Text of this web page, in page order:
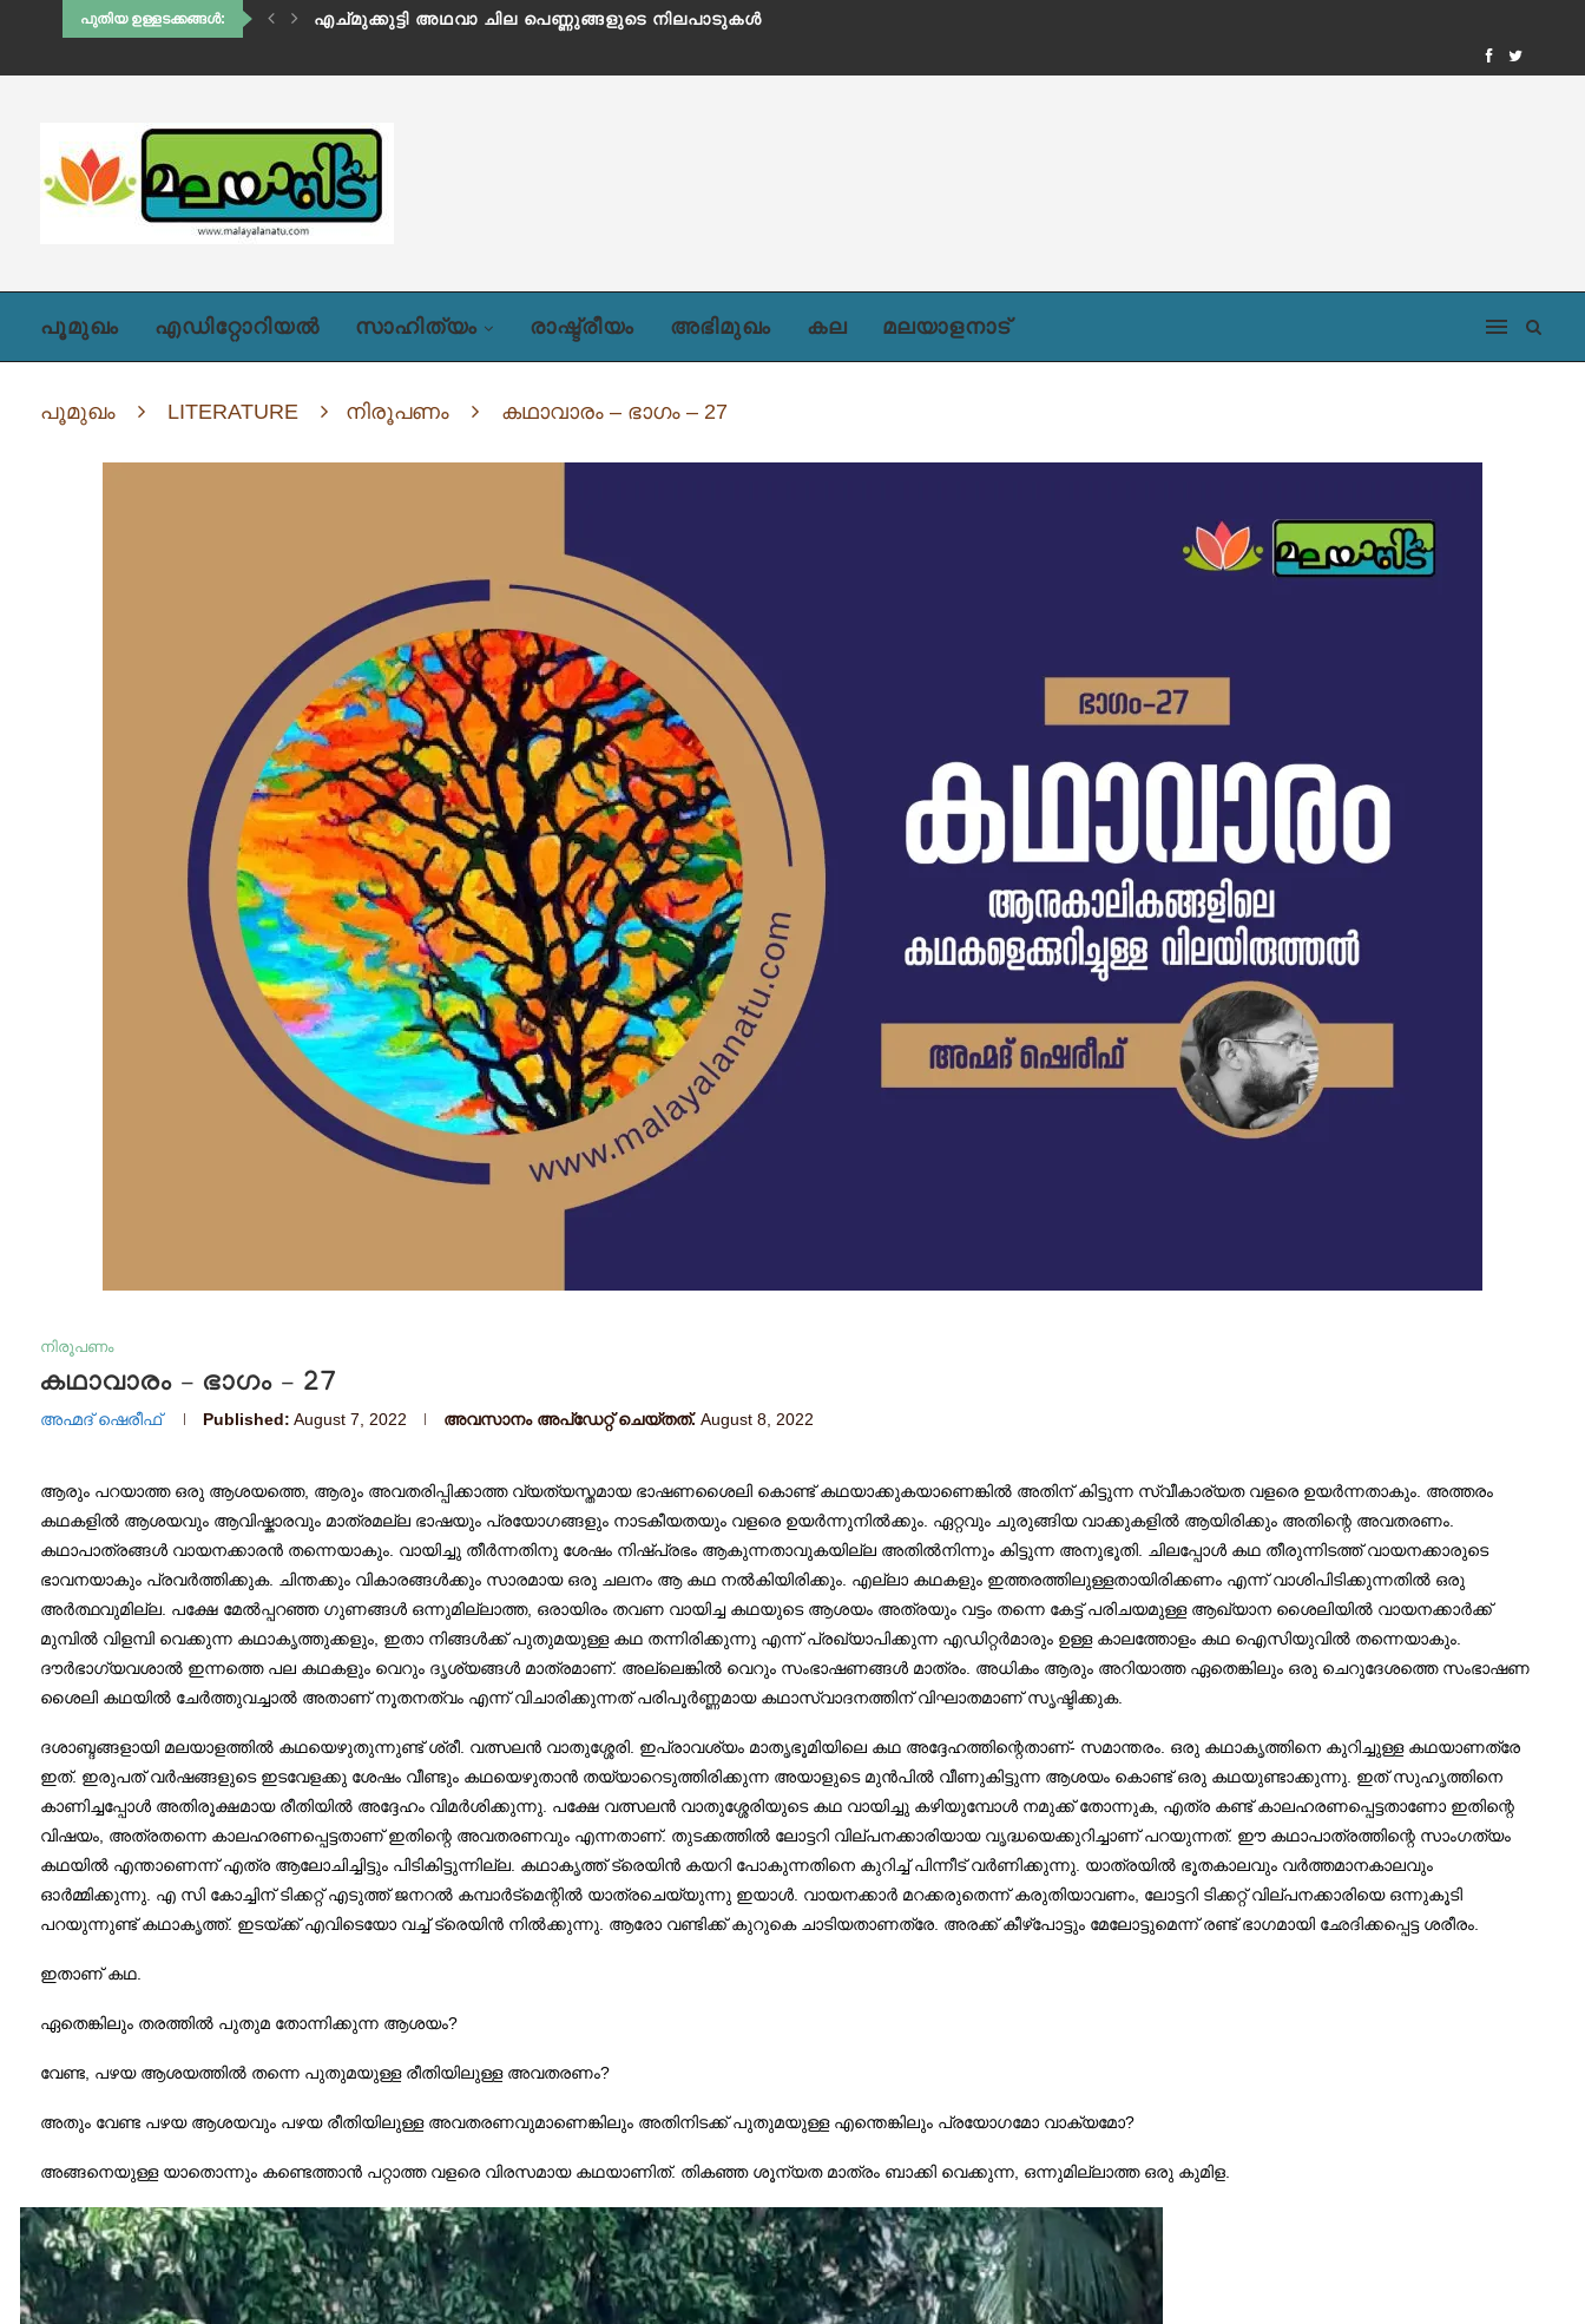
പുതിയ ഉള്ളടക്കങ്ങൾ: വല്യമ്മ
പൂമുഖം എഡിറ്റോറിയൽ സാഹിത്യം രാഷ്ട്രീയം അഭിമുഖം കല മലയാളനാട്
പൂമുഖം LITERATURE നിരൂപണം കഥാവാരം – ഭാഗം – 27
നിരൂപണം
കഥാവാരം – ഭാഗം – 27
അഹ്മദ് ഷെരീഫ് Published: August 7, 2022 അവസാനം അപ്ഡേറ്റ് ചെയ്തത്. August 8, 2022
ആരും പറയാത്ത ഒരു ആശയത്തെ, ആരും അവതരിപ്പിക്കാത്ത വ്യത്യസ്തമായ ഭാഷണശൈലി കൊണ്ട് കഥയാക്കുകയാണെങ്കിൽ അതിന് കിട്ടുന്ന സ്വീകാര്യത വളരെ ഉയർന്നതാകും. അത്തരം
കഥകളിൽ ആശയവും ആവിഷ്കാരവും മാത്രമല്ല ഭാഷയും പ്രയോഗങ്ങളും നാടകീയതയും വളരെ ഉയർന്നുനിൽക്കും. ഏറ്റവും ചുരുങ്ങിയ വാക്കുകളിൽ ആയിരിക്കും അതിന്റെ അവതരണം.
കഥാപാത്രങ്ങൾ വായനക്കാരൻ തന്നെയാകും. വായിച്ചു തീർന്നതിനു ശേഷം നിഷ്പ്രഭം ആകുന്നതാവുകയില്ല അതിൽനിന്നും കിട്ടുന്ന അനുഭൂതി. ചിലപ്പോൾ കഥ തീരുന്നിടത്ത് വായനക്കാരുടെ
ഭാവനയാകും പ്രവർത്തിക്കുക. ചിന്തക്കും വികാരങ്ങൾക്കും സാരമായ ഒരു ചലനം ആ കഥ നൽകിയിരിക്കും. എല്ലാ കഥകളും ഇത്തരത്തിലുള്ളതായിരിക്കണം എന്ന് വാശിപിടിക്കുന്നതിൽ ഒരു
അർത്ഥവുമില്ല. പക്ഷേ മേൽപ്പറഞ്ഞ ഗുണങ്ങൾ ഒന്നുമില്ലാത്ത, ഒരായിരം തവണ വായിച്ച കഥയുടെ ആശയം അത്രയും വട്ടം തന്നെ കേട്ട് പരിചയമുള്ള ആഖ്യാന ശൈലിയിൽ വായനക്കാർക്ക്
മുമ്പിൽ വിളമ്പി വെക്കുന്ന കഥാകൃത്തുക്കളും, ഇതാ നിങ്ങൾക്ക് പുതുമയുള്ള കഥ തന്നിരിക്കുന്നു എന്ന് പ്രഖ്യാപിക്കുന്ന എഡിറ്റർമാരും ഉള്ള കാലത്തോളം കഥ ഐസിയുവിൽ തന്നെയാകും.
ദൗർഭാഗ്യവശാൽ ഇന്നത്തെ പല കഥകളും വെറും ദൃശ്യങ്ങൾ മാത്രമാണ്. അല്ലെങ്കിൽ വെറും സംഭാഷണങ്ങൾ മാത്രം. അധികം ആരും അറിയാത്ത ഏതെങ്കിലും ഒരു ചെറുദേശത്തെ സംഭാഷണ
ശൈലി കഥയിൽ ചേർത്തുവച്ചാൽ അതാണ് നൂതനത്വം എന്ന് വിചാരിക്കുന്നത് പരിപൂർണ്ണമായ കഥാസ്വാദനത്തിന് വിഘാതമാണ് സൃഷ്ടിക്കുക.
ദശാബ്ദങ്ങളായി മലയാളത്തിൽ കഥയെഴുതുന്നുണ്ട് ശ്രീ. വത്സലൻ വാതുശ്ശേരി. ഇപ്രാവശ്യം മാതൃഭൂമിയിലെ കഥ അദ്ദേഹത്തിന്റെതാണ്- സമാന്തരം. ഒരു കഥാകൃത്തിനെ കുറിച്ചുള്ള കഥയാണത്രേ
ഇത്. ഇരുപത് വർഷങ്ങളുടെ ഇടവേളക്കു ശേഷം വീണ്ടും കഥയെഴുതാൻ തയ്യാറെടുത്തിരിക്കുന്ന അയാളുടെ മുൻപിൽ വീണുകിട്ടുന്ന ആശയം കൊണ്ട് ഒരു കഥയുണ്ടാക്കുന്നു. ഇത് സുഹൃത്തിനെ
കാണിച്ചപ്പോൾ അതിരൂക്ഷമായ രീതിയിൽ അദ്ദേഹം വിമർശിക്കുന്നു. പക്ഷേ വത്സലൻ വാതുശ്ശേരിയുടെ കഥ വായിച്ചു കഴിയുമ്പോൾ നമുക്ക് തോന്നുക, എത്ര കണ്ട് കാലഹരണപ്പെട്ടതാണോ ഇതിന്റെ
വിഷയം, അത്രതന്നെ കാലഹരണപ്പെട്ടതാണ് ഇതിന്റെ അവതരണവും എന്നതാണ്. തുടക്കത്തിൽ ലോട്ടറി വില്പനക്കാരിയായ വൃദ്ധയെക്കുറിച്ചാണ് പറയുന്നത്. ഈ കഥാപാത്രത്തിന്റെ സാംഗത്യം
കഥയിൽ എന്താണെന്ന് എത്ര ആലോചിച്ചിട്ടും പിടികിട്ടുന്നില്ല. കഥാകൃത്ത് ട്രെയിൻ കയറി പോകുന്നതിനെ കുറിച്ച് പിന്നീട് വർണിക്കുന്നു. യാത്രയിൽ ഭൂതകാലവും വർത്തമാനകാലവും
ഓർമ്മിക്കുന്നു. എ സി കോച്ചിന് ടിക്കറ്റ് എടുത്ത് ജനറൽ കമ്പാർട്മെന്റിൽ യാത്രചെയ്യുന്നു ഇയാൾ. വായനക്കാർ മറക്കരുതെന്ന് കരുതിയാവണം, ലോട്ടറി ടിക്കറ്റ് വില്പനക്കാരിയെ ഒന്നുകൂടി
പറയുന്നുണ്ട് കഥാകൃത്ത്. ഇടയ്ക്ക് എവിടെയോ വച്ച് ട്രെയിൻ നിൽക്കുന്നു. ആരോ വണ്ടിക്ക് കുറുകെ ചാടിയതാണത്രേ. അരക്ക് കീഴ്പോട്ടും മേലോട്ടുമെന്ന് രണ്ട് ഭാഗമായി ഛേദിക്കപ്പെട്ട ശരീരം.
ഇതാണ് കഥ.
ഏതെങ്കിലും തരത്തിൽ പുതുമ തോന്നിക്കുന്ന ആശയം?
വേണ്ട, പഴയ ആശയത്തിൽ തന്നെ പുതുമയുള്ള രീതിയിലുള്ള അവതരണം?
അതും വേണ്ട പഴയ ആശയവും പഴയ രീതിയിലുള്ള അവതരണവുമാണെങ്കിലും അതിനിടക്ക് പുതുമയുള്ള എന്തെങ്കിലും പ്രയോഗമോ വാക്യമോ?
അങ്ങനെയുള്ള യാതൊന്നും കണ്ടെത്താൻ പറ്റാത്ത വളരെ വിരസമായ കഥയാണിത്. തികഞ്ഞ ശൂന്യത മാത്രം ബാക്കി വെക്കുന്ന, ഒന്നുമില്ലാത്ത ഒരു കുമിള.